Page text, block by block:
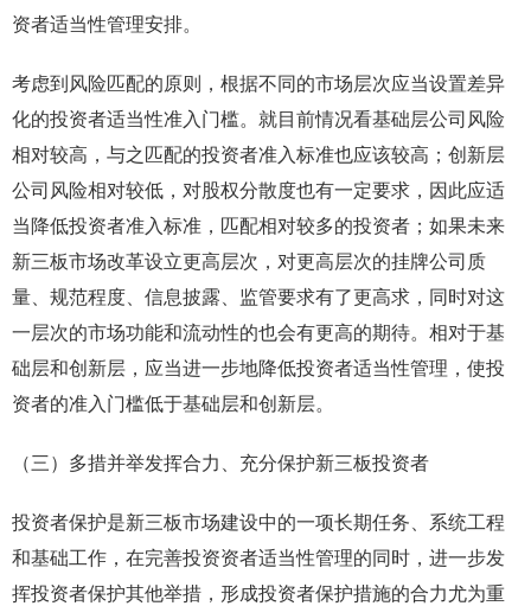
资者适当性管理安排。
考虑到风险匹配的原则，根据不同的市场层次应当设置差异
化的投资者适当性准入门槛。就目前情况看基础层公司风险
相对较高，与之匹配的投资者准入标准也应该较高；创新层
公司风险相对较低，对股权分散度也有一定要求，因此应适
当降低投资者准入标准，匹配相对较多的投资者；如果未来
新三板市场改革设立更高层次，对更高层次的挂牌公司质
量、规范程度、信息披露、监管要求有了更高求，同时对这
一层次的市场功能和流动性的也会有更高的期待。相对于基
础层和创新层，应当进一步地降低投资者适当性管理，使投
资者的准入门槛低于基础层和创新层。
（三）多措并举发挥合力、充分保护新三板投资者
投资者保护是新三板市场建设中的一项长期任务、系统工程
和基础工作，在完善投资资者适当性管理的同时，进一步发
挥投资者保护其他举措，形成投资者保护措施的合力尤为重